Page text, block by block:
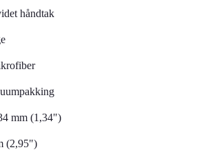
håndtak
mm (1,34")
(2,95")